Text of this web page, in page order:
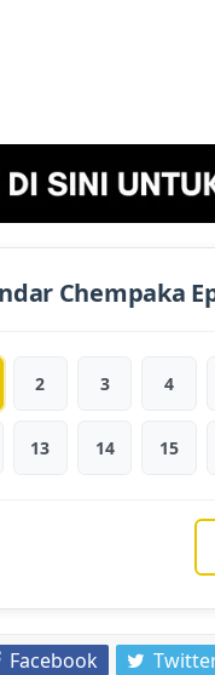
Chempaka
2 3 4
13 14 15
Facebook